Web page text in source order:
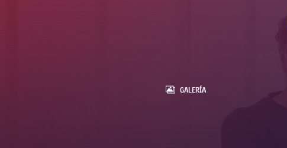
LABEL.ARIA.GALLERY
GALERÍA